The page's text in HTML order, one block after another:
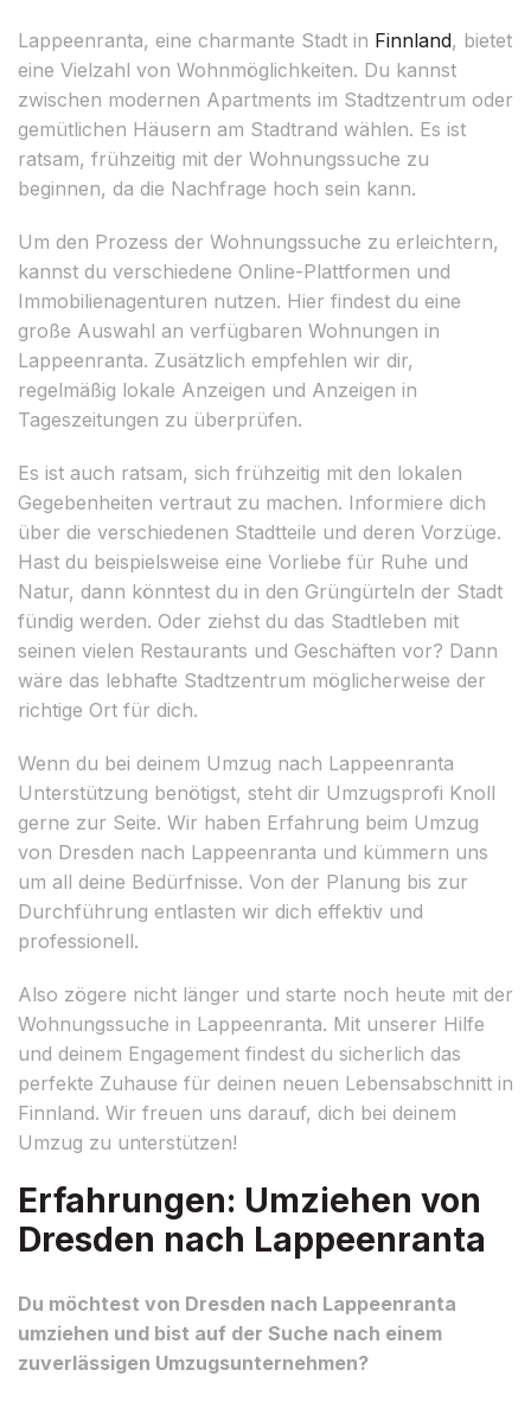
Lappeenranta, eine charmante Stadt in Finnland, bietet
eine Vielzahl von Wohnmöglichkeiten. Du kannst
zwischen modernen Apartments im Stadtzentrum oder
gemütlichen Häusern am Stadtrand wählen. Es ist
ratsam, frühzeitig mit der Wohnungssuche zu
beginnen, da die Nachfrage hoch sein kann.
Um den Prozess der Wohnungssuche zu erleichtern,
kannst du verschiedene Online-Plattformen und
Immobilienagenturen nutzen. Hier findest du eine
große Auswahl an verfügbaren Wohnungen in
Lappeenranta. Zusätzlich empfehlen wir dir,
regelmäßig lokale Anzeigen und Anzeigen in
Tageszeitungen zu überprüfen.
Es ist auch ratsam, sich frühzeitig mit den lokalen
Gegebenheiten vertraut zu machen. Informiere dich
über die verschiedenen Stadtteile und deren Vorzüge.
Hast du beispielsweise eine Vorliebe für Ruhe und
Natur, dann könntest du in den Grüngürteln der Stadt
fündig werden. Oder ziehst du das Stadtleben mit
seinen vielen Restaurants und Geschäften vor? Dann
wäre das lebhafte Stadtzentrum möglicherweise der
richtige Ort für dich.
Wenn du bei deinem Umzug nach Lappeenranta
Unterstützung benötigst, steht dir Umzugsprofi Knoll
gerne zur Seite. Wir haben Erfahrung beim Umzug
von Dresden nach Lappeenranta und kümmern uns
um all deine Bedürfnisse. Von der Planung bis zur
Durchführung entlasten wir dich effektiv und
professionell.
Also zögere nicht länger und starte noch heute mit der
Wohnungssuche in Lappeenranta. Mit unserer Hilfe
und deinem Engagement findest du sicherlich das
perfekte Zuhause für deinen neuen Lebensabschnitt in
Finnland. Wir freuen uns darauf, dich bei deinem
Umzug zu unterstützen!
Erfahrungen: Umziehen von
Dresden nach Lappeenranta
Du möchtest von Dresden nach Lappeenranta
umziehen und bist auf der Suche nach einem
zuverlässigen Umzugsunternehmen?